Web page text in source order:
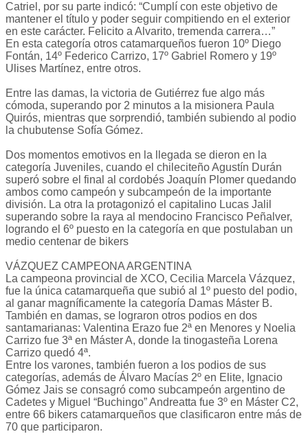
Catriel, por su parte indicó: “Cumplí con este objetivo de
mantener el título y poder seguir compitiendo en el exterior
en este carácter. Felicito a Alvarito, tremenda carrera…”
En esta categoría otros catamarqueños fueron 10º Diego
Fontán, 14º Federico Carrizo, 17º Gabriel Romero y 19º
Ulises Martínez, entre otros.
Entre las damas, la victoria de Gutiérrez fue algo más
cómoda, superando por 2 minutos a la misionera Paula
Quirós, mientras que sorprendió, también subiendo al podio
la chubutense Sofía Gómez.
Dos momentos emotivos en la llegada se dieron en la
categoría Juveniles, cuando el chileciteño Agustín Durán
superó sobre el final al cordobés Joaquín Plomer quedando
ambos como campeón y subcampeón de la importante
división. La otra la protagonizó el capitalino Lucas Jalil
superando sobre la raya al mendocino Francisco Peñalver,
logrando el 6º puesto en la categoría en que postulaban un
medio centenar de bikers
VÁZQUEZ CAMPEONA ARGENTINA
La campeona provincial de XCO, Cecilia Marcela Vázquez,
fue la única catamarqueña que subió al 1º puesto del podio,
al ganar magníficamente la categoría Damas Máster B.
También en damas, se lograron otros podios en dos
santamarianas: Valentina Erazo fue 2ª en Menores y Noelia
Carrizo fue 3ª en Máster A, donde la tinogasteña Lorena
Carrizo quedó 4ª.
Entre los varones, también fueron a los podios de sus
categorías, además de Álvaro Macías 2º en Elite, Ignacio
Gómez Jais se consagró como subcampeón argentino de
Cadetes y Miguel “Buchingo” Andreatta fue 3º en Máster C2,
entre 66 bikers catamarqueños que clasificaron entre más de
70 que participaron.